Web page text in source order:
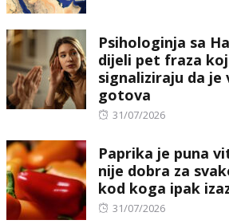
Psihologinja sa
dijeli pet fraza
signaliziraju da je
gotova
Posted
31/07/2026
Paprika je puna
nije dobra za
kod koga ipak
Posted
31/07/2026